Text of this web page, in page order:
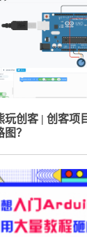
玩创客 | 创客项
图？